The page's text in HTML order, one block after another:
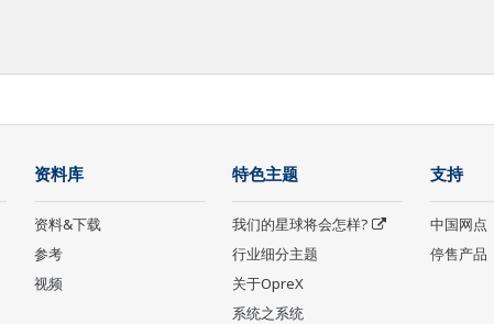
资料库
资料&下载
参考
视频
特色主题
我们的星球将会怎样?
行业细分主题
关于OpreX
系统之系统
支持
中国网点
停售产品